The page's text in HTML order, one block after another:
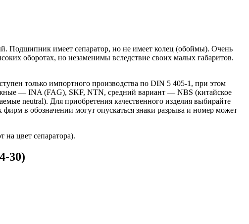
имеет сепаратор, но не имеет колец (обоймы). Очень
оборотах, но незаменимы вследствие своих малых габаритов.
только импортного производства по DIN 5 405-1, при этом
— INA (FAG), SKF, NTN, средний вариант — NBS (китайское
neutral). Для приобретения качественного изделия выбирайте
в обозначении могут опускаться знаки разрыва и номер может
цвет сепаратора).
30)